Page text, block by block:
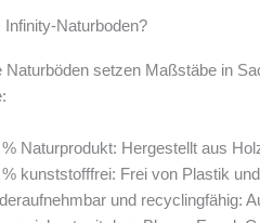
Infinity-Naturboden?
Naturböden setzen Maßstäbe in
% Naturprodukt: Hergestellt aus
% kunststofffrei: Frei von Plastik
und recyclingfähig: